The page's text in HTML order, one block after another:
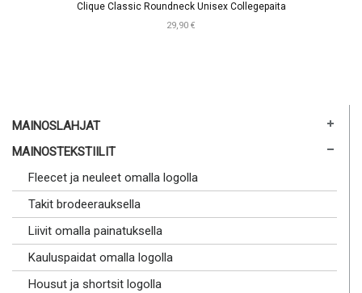
Clique Classic Roundneck Unisex Collegepaita
29,90 €
MAINOSLAHJAT
MAINOSTEKSTIILIT
Fleecet ja neuleet omalla logolla
Takit brodeerauksella
Liivit omalla painatuksella
Kauluspaidat omalla logolla
Housut ja shortsit logolla